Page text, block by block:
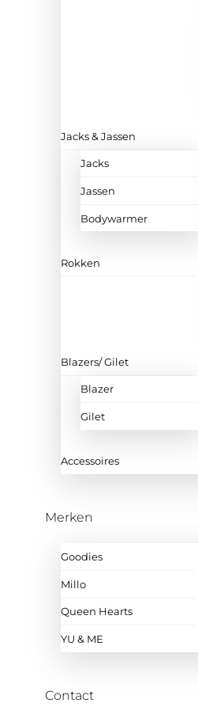
Jacks & Jassen
Jacks
Jassen
Bodywarmer
Rokken
Blazers/ Gilet
Blazer
Gilet
Accessoires
Merken
Goodies
Millo
Queen Hearts
YU & ME
Contact